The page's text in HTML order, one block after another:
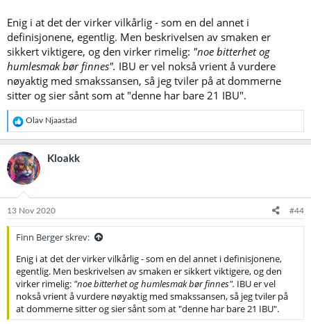
c) Nedre skranke for bitterhet i genren er satt for høyt?
(Langt på vei kan en også finne oppskrift til Dahls Pilsner på
forumet, men da i form av svar på konkrete spørsmål, og uten
oppgitt IBU.)
1)Definisjon av øltyper - Norbrygg
Brygg din egen Tou Pilsner
3) Ølbrygging fra hånd til munn, Horne/Eick
Enig i at det der virker vilkårlig - som en del annet i
definisjonene, egentlig. Men beskrivelsen av smaken er
sikkert viktigere, og den virker rimelig: "noe bitterhet og
humlesmak bør finnes". IBU er vel nokså vrient å vurdere
nøyaktig med smakssansen, så jeg tviler på at dommerne
sitter og sier sånt som at "denne har bare 21 IBU".
R
e
a
k
s
j
o
e
Olav Njaastad
Kloakk
13 Nov 2020 #44
Finn Berger skrev:
Enig i at det der virker vilkårlig - som en del annet i definisjonene,
egentlig. Men beskrivelsen av smaken er sikkert viktigere, og den
virker rimelig: "noe bitterhet og humlesmak bør finnes". IBU er vel
nokså vrient å vurdere nøyaktig med smakssansen, så jeg tviler på
at dommerne sitter og sier sånt som at "denne har bare 21 IBU".